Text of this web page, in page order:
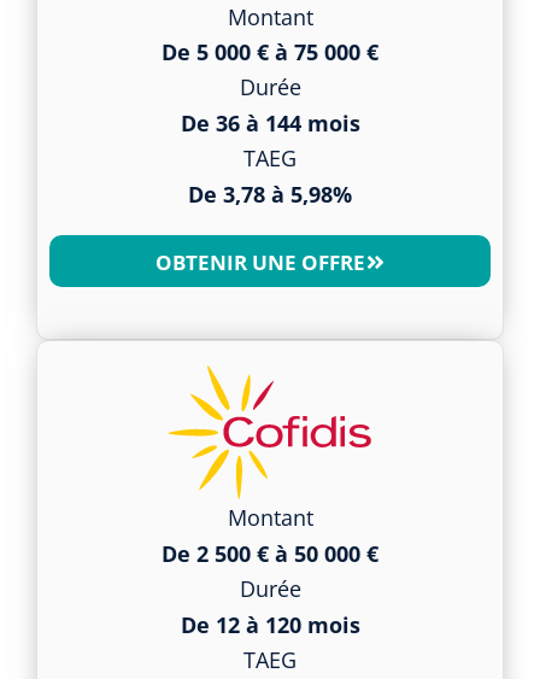
Montant
De 5 000 € à 75 000 €
Durée
De 36 à 144 mois
TAEG
De 3,78 à 5,98%
OBTENIR UNE OFFRE
Montant
De 2 500 € à 50 000 €
Durée
De 12 à 120 mois
TAEG